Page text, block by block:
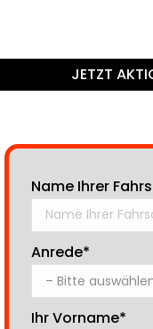
JETZT
Bitte lasse dieses
Name Ihrer
Anrede*
Ihr Vorname*